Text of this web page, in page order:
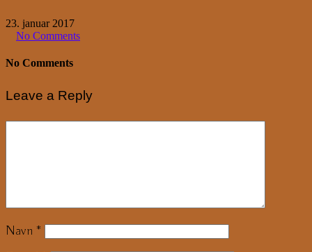
23. januar 2017
No Comments
No Comments
Leave a Reply
Navn *